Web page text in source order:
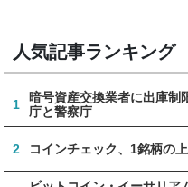
人気記事ランキング
1
暗号資産交換業者に出庫
庁と警察庁
2 コインチェック、1銘柄の